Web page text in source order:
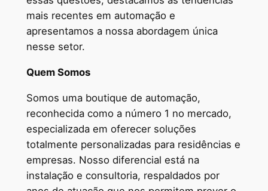
mais recentes em automação e
apresentamos a nossa abordagem única
nesse setor.
Quem Somos
Somos uma boutique de automação,
reconhecida como a número 1 no mercado,
especializada em oferecer soluções
totalmente personalizadas para residências e
empresas. Nosso diferencial está na
instalação e consultoria, respaldados por